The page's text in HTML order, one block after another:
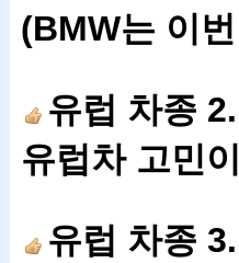
(BMW는 이
유럽 차종
유럽차 고민
유럽 차종